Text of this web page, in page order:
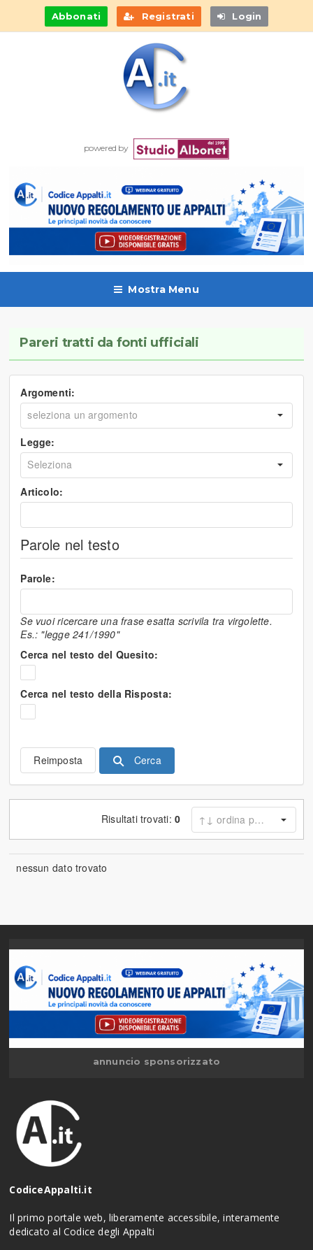
Abbonati Registrati Login
powered by
Mostra Menu
Pareri tratti da fonti ufficiali
Argomenti:
Legge:
Articolo:
Parole nel testo
Parole:
Se vuoi ricercare una frase esatta scrivila tra virgolette.
Es.: "legge 241/1990"
Cerca nel testo del Quesito:
Cerca nel testo della Risposta:
Reimposta Cerca
Risultati trovati: 0
nessun dato trovato
annuncio sponsorizzato
CodiceAppalti.it
Il primo portale web, liberamente accessibile, interamente
dedicato al Codice degli Appalti